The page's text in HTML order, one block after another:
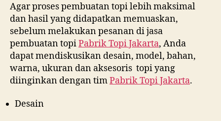
Agar proses pembuatan topi lebih maksimal
dan hasil yang didapatkan memuaskan,
sebelum melakukan pesanan di jasa
pembuatan topiPabrik Topi Jakarta, Anda
dapat mendiskusikan desain, model, bahan,
warna, ukuran dan aksesoris topi yang
diinginkan dengan timPabrik Topi Jakarta.
Desain